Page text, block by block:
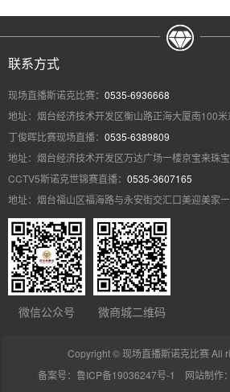
联系方式
现场直播斯诺克比赛： 0535-6936668
地址：烟台经济技术开发区衡山路正海大厦南100米
丁俊晖比赛现场直播： 0535-6389809
地址：烟台经济技术开发区万达广场一楼京宝来珠宝
CCTV5斯诺克世锦赛直播： 0535-3607165
地址：烟台福山区福海路与永安街交汇口美迎美家
微信公众号 微商城二维码
Copyright © 现场直播斯诺克比赛 All
备案号：鲁ICP备19036247号-1
网站制作：